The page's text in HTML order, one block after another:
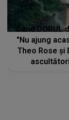
Când DORUL
"Nu ajung
Theo Rose și